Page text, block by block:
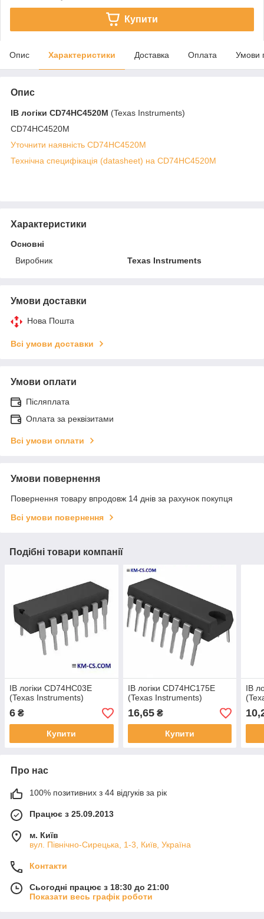
Купити
Опис Характеристики Доставка Оплата Умови
Опис
ІВ логіки CD74HC4520M (Texas Instruments)
CD74HC4520M
Уточнити наявність CD74HC4520M
Технічна специфікація (datasheet) на CD74HC4520M
Характеристики
Основні
Виробник
Texas Instruments
Умови доставки
Нова Пошта
Всі умови доставки
Умови оплати
Післяплата
Оплата за реквізитами
Всі умови оплати
Умови повернення
Повернення товару впродовж 14 днів за рахунок покупця
Всі умови повернення
Подібні товари компанії
ІВ логіки CD74HC03E
(Texas Instruments)
6 ₴
Купити
ІВ логіки CD74HC175E
(Texas Instruments)
16,65₴
Купити
ІВ
Про нас
100% позитивних з 44 відгуків за рік
Працює з 25.09.2013
м. Київ
вул. Північно-Сирецька, 1-3, Київ, Україна
Контакти
Сьогодні працює з 18:30 до 21:00
Показати весь графік роботи